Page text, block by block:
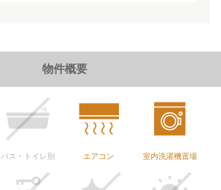
物件概要
バス・トイレ別 エアコン 室内洗濯機置場